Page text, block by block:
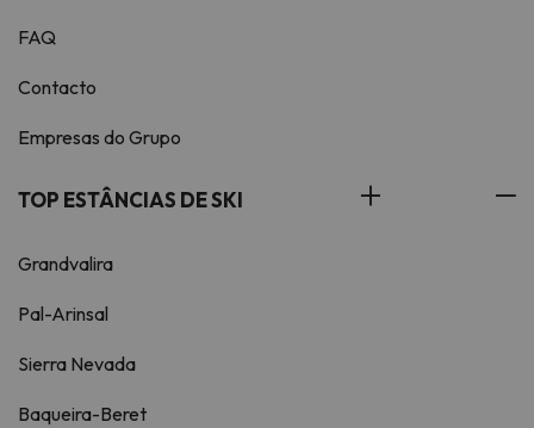
FAQ
Contacto
Empresas do Grupo
TOP ESTÂNCIAS DE SKI
Grandvalira
Pal-Arinsal
Sierra Nevada
Baqueira-Beret